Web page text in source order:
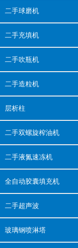
二手球磨机
二手充填机
二手吹瓶机
二手造粒机
层析柱
二手双螺旋榨油机
二手液氮速冻机
全自动胶囊填充机
二手超声波
玻璃钢喷淋塔